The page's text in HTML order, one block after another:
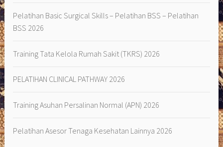
Pelatihan Basic Surgical Skills – Pelatihan BSS – Pelatihan
BSS 2026
Training Tata Kelola Rumah Sakit (TKRS) 2026
PELATIHAN CLINICAL PATHWAY 2026
Training Asuhan Persalinan Normal (APN) 2026
Pelatihan Asesor Tenaga Kesehatan Lainnya 2026